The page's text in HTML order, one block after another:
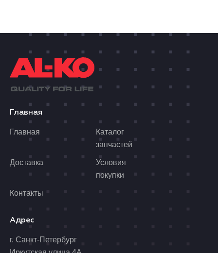
Главная
Главная
Каталог
запчастей
Доставка
Условия
покупки
Контакты
Адрес
г. Санкт-Петербург